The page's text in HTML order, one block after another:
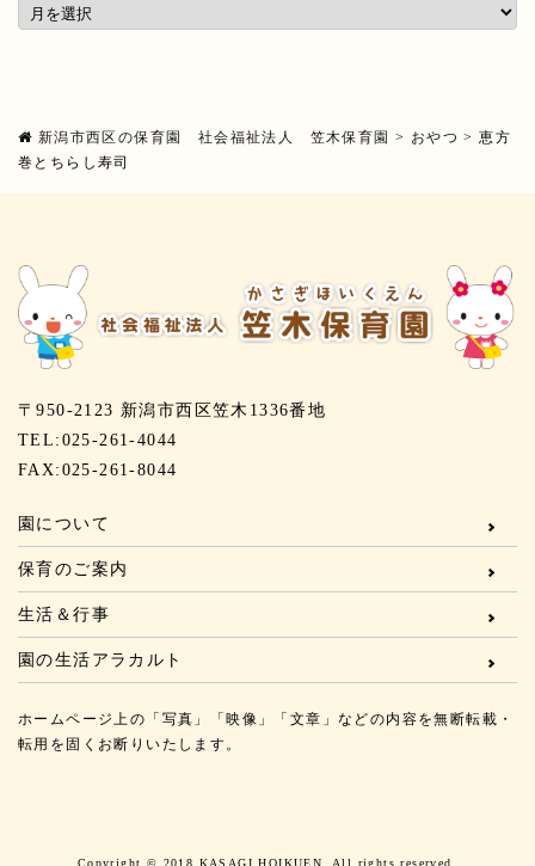
新潟市西区の保育園 社会福祉法人 笠木保育園 > おやつ >恵方
巻とちらし寿司
〒950-2123 新潟市西区笠木1336番地
TEL:025-261-4044
FAX:025-261-8044
園について
保育のご案内
生活＆行事
園の生活アラカルト
ホームページ上の「写真」「映像」「文章」などの内容を無断転載・
転用を固くお断りいたします。
Copyright © 2018 KASAGI HOIKUEN. All rights reserved.